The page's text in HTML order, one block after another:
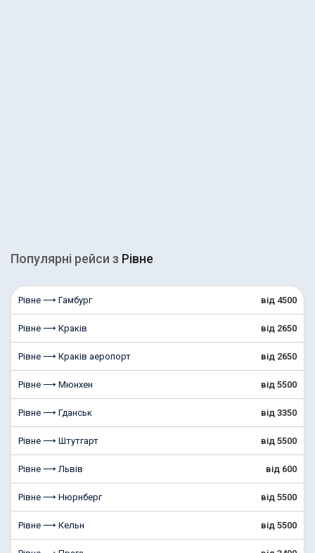
Популярні рейcи з Рівне
Рівне ⟶ Гамбург від 4500
Рівне ⟶ Краків від 2650
Рівне ⟶ Краків аеропорт від 2650
Рівне ⟶ Мюнхен від 5500
Рівне ⟶ Гданськ від 3350
Рівне ⟶ Штутгарт від 5500
Рівне ⟶ Львів від 600
Рівне ⟶ Нюрнберг від 5500
Рівне ⟶ Кельн від 5500